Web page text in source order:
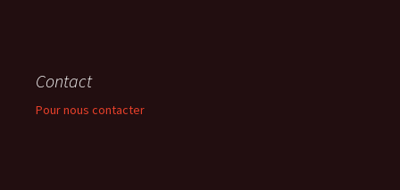
Contact
Pour nous contacter